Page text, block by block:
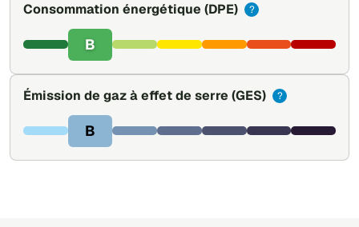
Consommation énergétique (DPE) ?
B
Émission de gaz à effet de serre (GES) ?
B